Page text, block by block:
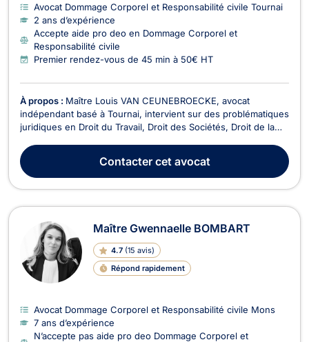
Avocat Dommage Corporel et Responsabilité civile Tournai
2 ans d’expérience
Accepte aide pro deo en Dommage Corporel et
Responsabilité civile
Premier rendez-vous de 45 min à 50€ HT
À propos : Maître Louis VAN CEUNEBROECKE, avocat
indépendant basé à Tournai, intervient sur des problématiques
juridiques en Droit du Travail, Droit des Sociétés, Droit de la
Civil, Droit du Voisinage, Droit Commercial - Concurrence,
Dommage Corporel et Responsabilité civile,...
Contactercet avocat
Maître Gwennaelle BOMBART
4.7 (15 avis)
Répond rapidement
Avocat Dommage Corporel et Responsabilité civile Mons
7 ans d’expérience
N’accepte pas aide pro deo Dommage Corporel et